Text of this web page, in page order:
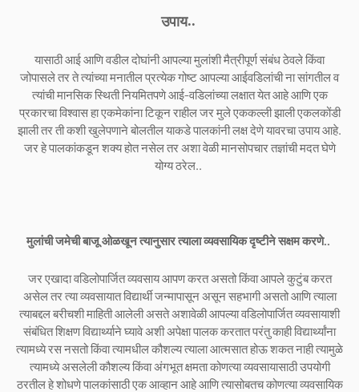
उपाय..
यासाठी आई आणि वडील दोघांनी आपल्या मुलांशी मैत्रीपूर्ण संबंध ठेवले किंवा
जोपासले तर ते त्यांच्या मनातील प्रत्येक गोष्ट आपल्या आईवडिलांची ना सांगतील व
त्यांची मानसिक स्थिती नियमितपणे आई-वडिलांच्या लक्षात येत आहे आणि एक
प्रकारचा विश्वास हा एकमेकांना टिकून राहील जर मुले एककल्ली झाली एकलकोंडी
झाली तर ती कशी खुलेपणाने बोलतील याकडे पालकांनी लक्ष देणे यावरचा उपाय आहे.
जर हे पालकांकडून शक्य होत नसेल तर अशा वेळी मानसोपचार तज्ञांची मदत घेणे
योग्य ठरेल..
मुलांची जमेची बाजू ओळखून त्यानुसार त्याला व्यवसायिक दृष्टीने सक्षम करणे..
जर एखादा वडिलोपार्जित व्यवसाय आपण करत असतो किंवा आपले कुटुंब करत
असेल तर त्या व्यवसायात विद्यार्थी जन्मापासून असून सहभागी असतो आणि त्याला
त्याबद्दल बरीचशी माहिती आलेली असते अशावेळी आपल्या वडिलोपार्जित व्यवसायाशी
संबंधित शिक्षण विद्यार्थ्याने घ्यावे अशी अपेक्षा पालक करतात परंतु काही विद्यार्थ्यांना
त्यामध्ये रस नसतो किंवा त्यामधील कौशल्य त्याला आत्मसात होऊ शकत नाही त्यामुळे
त्यामध्ये असलेली कौशल्य किंवा अंगभूत क्षमता कोणत्या व्यवसायासाठी उपयोगी
ठरतील हे शोधणे पालकांसाठी एक आव्हान आहे आणि त्यासोबतच कोणत्या व्यवसायिक